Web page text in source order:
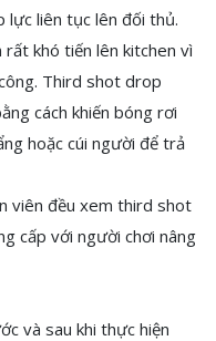
lực liên tục lên đối thủ.
rất khó tiến lên kitchen vì
Third shot drop
cách khiến bóng rơi
hoặc cúi người để trả
viên đều xem third shot
cấp với người chơi nâng
và sau khi thực hiện